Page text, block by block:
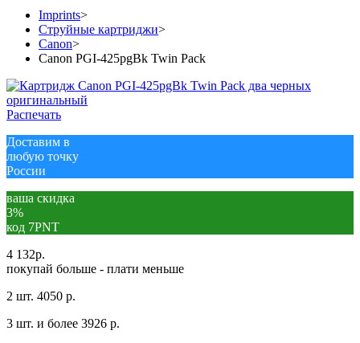
Imprints>
Струйные картриджи>
Canon>
Canon PGI-425pgBk Twin Pack
Распечать
Доставим в
любую точку
России
ваша скидка
3%
код 7PNT
4 132р.
покупай больше - плати меньше
2 шт. 4050 р.
3 шт. и более 3926 р.